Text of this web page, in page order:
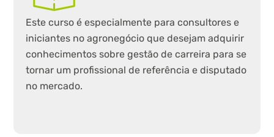
Este curso é especialmente para consultores e
iniciantes no agronegócio que desejam adquirir
conhecimentos sobre gestão de carreira para se
tornar um profissional de referência e disputado
no mercado.